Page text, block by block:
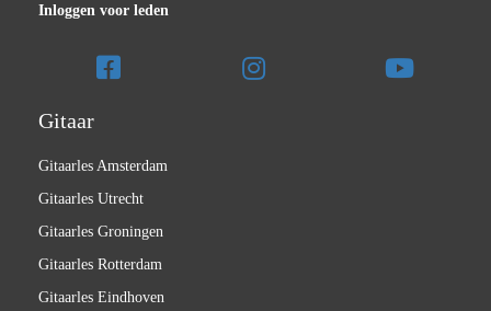
Inloggen voor leden
Gitaar
Gitaarles Amsterdam
Gitaarles Utrecht
Gitaarles Groningen
Gitaarles Rotterdam
Gitaarles Eindhoven